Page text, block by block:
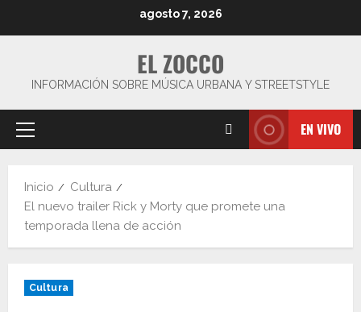
agosto 7, 2026
EL ZOCCO
INFORMACIÓN SOBRE MÚSICA URBANA Y STREETSTYLE
Menú
EN VIVO
Inicio
Cultura
El nuevo trailer Rick y Morty que promete una
temporada llena de acción
Cultura